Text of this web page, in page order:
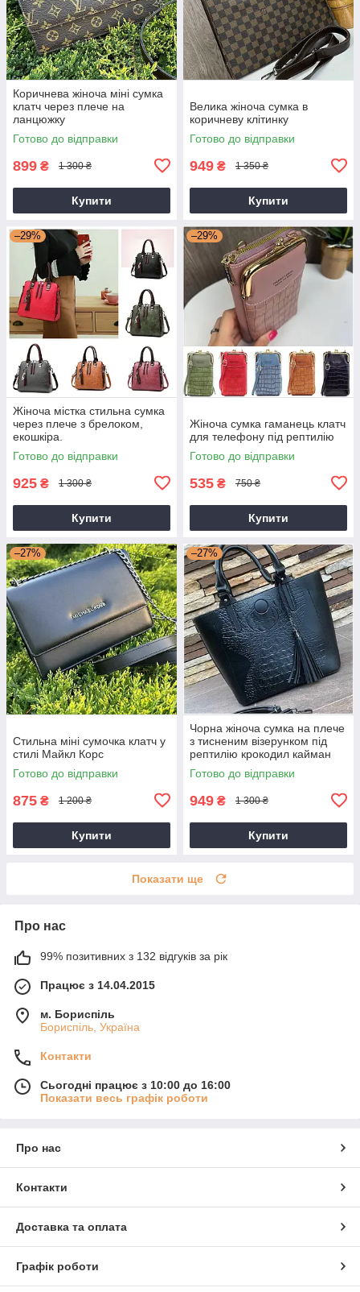
Коричнева жіноча міні сумка
клатч через плече на
ланцюжку
Готово до відправки
899 ₴ 1 300 ₴
Купити
Велика жіноча сумка в
коричневу клітинку
Готово до відправки
949 ₴ 1 350 ₴
Купити
–29%
Жіноча містка стильна сумка
через плече з брелоком,
екошкіра.
Готово до відправки
925 ₴ 1 300 ₴
Купити
–29%
Жіноча сумка гаманець клатч
для телефону під рептилію
Готово до відправки
535 ₴ 750 ₴
Купити
–27%
Стильна міні сумочка клатч у
стилі Майкл Корс
Готово до відправки
875 ₴ 1 200 ₴
Купити
–27%
Чорна жіноча сумка на плече
з тисненим візерунком під
рептилію крокодил кайман
Готово до відправки
949 ₴ 1 300 ₴
Купити
Показати ще
Про нас
99% позитивних з 132 відгуків за рік
Працює з 14.04.2015
м. Бориспіль
Бориспіль, Україна
Контакти
Сьогодні працює з 10:00 до 16:00
Показати весь графік роботи
Про нас
Контакти
Доставка та оплата
Графік роботи